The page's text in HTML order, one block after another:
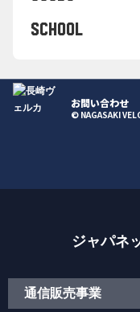
SCHOOL
お問い合わせ
© NAGASAKI
ジャパネ
通信販売事業